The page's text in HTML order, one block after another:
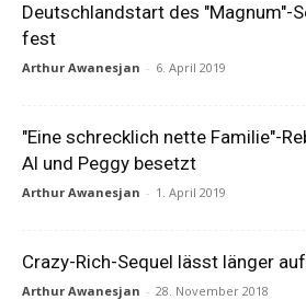
Deutschlandstart des "Magnum"-
fest
Arthur Awanesjan - 6. April 2019
"Eine schrecklich nette Familie"-
Al und Peggy besetzt
Arthur Awanesjan - 1. April 2019
Crazy-Rich-Sequel lässt länger
Arthur Awanesjan - 28. November 2018